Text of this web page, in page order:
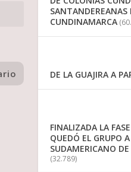
SANTANDEREANAS
CUNDINAMARCA
DE LA GUAJIRA A
FINALIZADA LA
QUEDÓ EL GRUPO
SUDAMERICANO
(32.789)